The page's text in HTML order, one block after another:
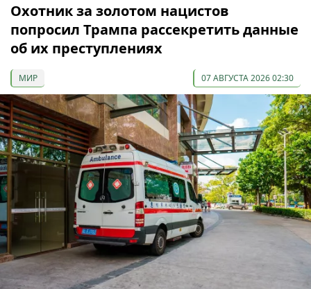
Охотник за золотом нацистов
попросил Трампа рассекретить данные
об их преступлениях
МИР 07 АВГУСТА 2026 02:30